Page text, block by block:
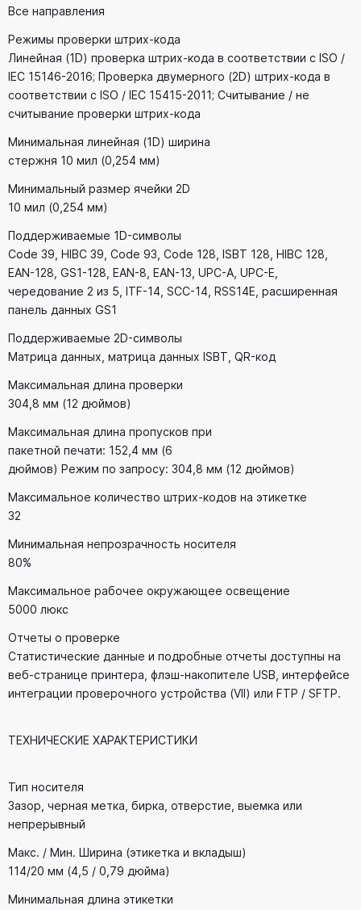
Все направления
Режимы проверки штрих-кода
Линейная (1D) проверка штрих-кода в соответствии с ISO /
IEC 15146-2016; Проверка двумерного (2D) штрих-кода в
соответствии с ISO / IEC 15415-2011; Считывание / не
считывание проверки штрих-кода
Минимальная линейная (1D) ширина
стержня 10 мил (0,254 мм)
Минимальный размер ячейки 2D
10 мил (0,254 мм)
Поддерживаемые 1D-символы
Code 39, HIBC 39, Code 93, Code 128, ISBT 128, HIBC 128,
EAN-128, GS1-128, EAN-8, EAN-13, UPC-A, UPC-E,
чередование 2 из 5, ITF-14, SCC-14, RSS14E, расширенная
панель данных GS1
Поддерживаемые 2D-символы
Матрица данных, матрица данных ISBT, QR-код
Максимальная длина проверки
304,8 мм (12 дюймов)
Максимальная длина пропусков при
пакетной печати: 152,4 мм (6
дюймов) Режим по запросу: 304,8 мм (12 дюймов)
Максимальное количество штрих-кодов на этикетке
32
Минимальная непрозрачность носителя
80%
Максимальное рабочее окружающее освещение
5000 люкс
Отчеты о проверке
Статистические данные и подробные отчеты доступны на
веб-странице принтера, флэш-накопителе USB, интерфейсе
интеграции проверочного устройства (VII) или FTP / SFTP.
ТЕХНИЧЕСКИЕ ХАРАКТЕРИСТИКИ
Тип носителя
Зазор, черная метка, бирка, отверстие, выемка или
непрерывный
Макс. / Мин. Ширина (этикетка и вкладыш)
114/20 мм (4,5 / 0,79 дюйма)
Минимальная длина этикетки